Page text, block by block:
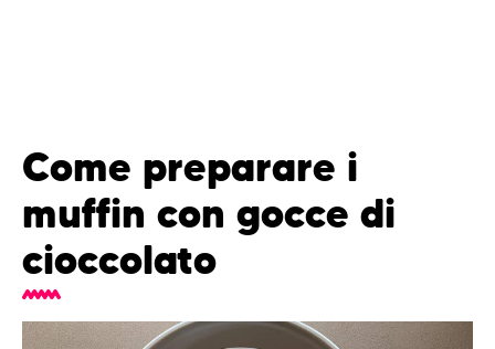
Come preparare i
muffin con gocce di
cioccolato